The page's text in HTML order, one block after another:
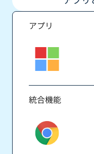
アプリ
統合機能